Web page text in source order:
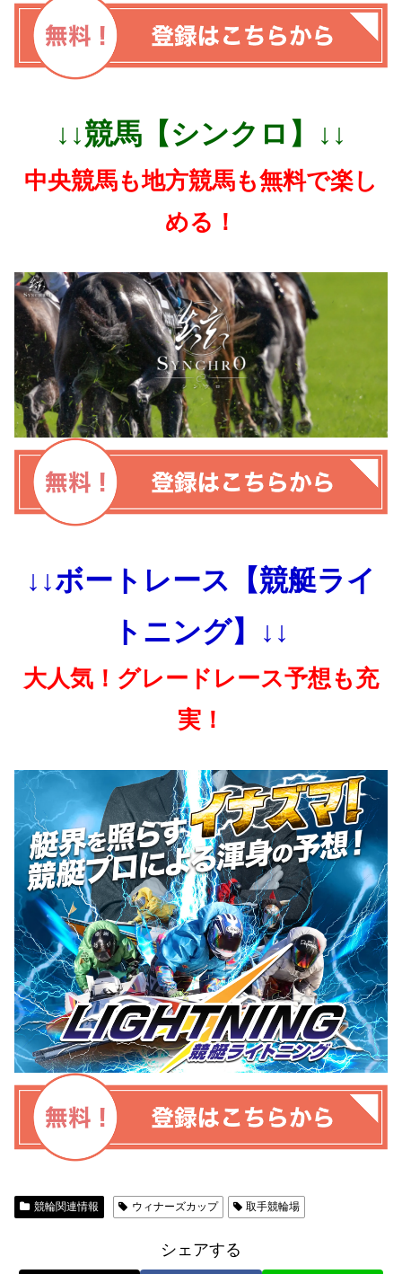
↓↓競馬【シンクロ】↓↓
中央競馬も地方競馬も無料で楽し
める！
↓↓ボートレース【競艇ライ
トニング】↓↓
大人気！グレードレース予想も充
実！
競輪関連情報 ウィナーズカップ 取手競輪場
シェアする